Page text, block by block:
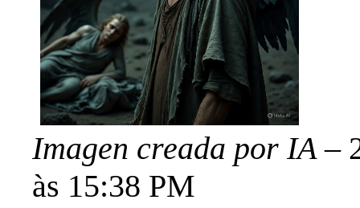
Imagen creada por IA –
às 15:38 PM